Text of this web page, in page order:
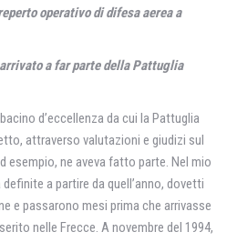
operativo di difesa aerea a
a far parte della Pattuglia
d’eccellenza da cui la Pattuglia
attraverso valutazioni e giudizi sul
esempio, ne aveva fatto parte. Nel mio
a partire da quell’anno, dovetti
e passarono mesi prima che arrivasse
nelle Frecce. A novembre del 1994,